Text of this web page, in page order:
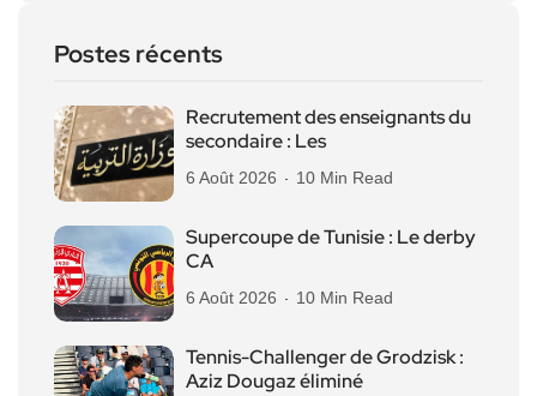
Postes récents
Recrutement des enseignants du
secondaire : Les
6 Août 2026 10 Min Read
Supercoupe de Tunisie : Le derby
CA
6 Août 2026 10 Min Read
Tennis-Challenger de Grodzisk :
Aziz Dougaz éliminé